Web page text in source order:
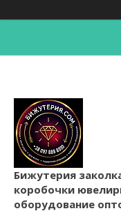
Бижутерия
коробочки
оборудование